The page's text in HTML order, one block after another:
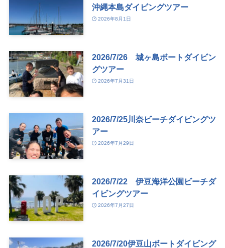
沖縄本島ダイビングツアー
2026年8月1日
2026/7/26 城ヶ島ボートダイビン
グツアー
2026年7月31日
2026/7/25川奈ビーチダイビングツ
アー
2026年7月29日
2026/7/22 伊豆海洋公園ビーチダ
イビングツアー
2026年7月27日
2026/7/20伊豆山ボートダイビング